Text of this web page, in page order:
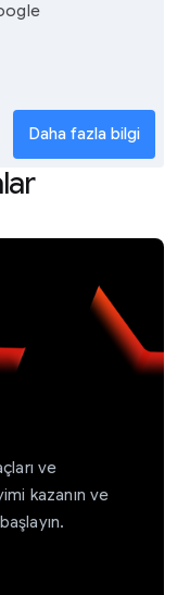
Daha fazla bilgi
ve
kazanın ve